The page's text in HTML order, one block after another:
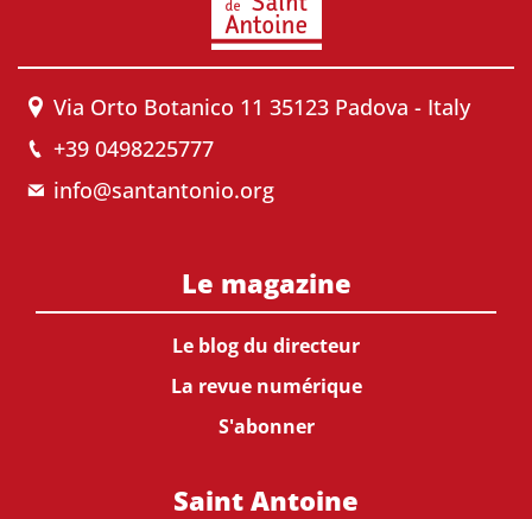
Via Orto Botanico 11 35123 Padova - Italy
+39 0498225777
info@santantonio.org
Le magazine
Le blog du directeur
La revue numérique
S'abonner
Saint Antoine